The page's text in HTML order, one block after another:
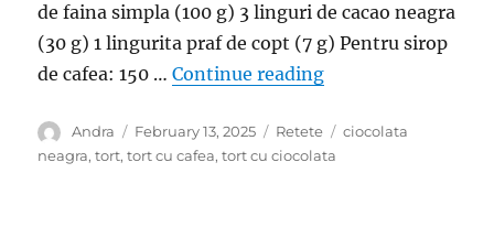
de faina simpla (100 g) 3 linguri de cacao neagra
(30 g) 1 lingurita praf de copt (7 g) Pentru sirop
de cafea: 150 …Continue reading“Tort cu ciocolata
Author
Andra
Posted
on
February 13, 2025 Categories
Retete Tags
ciocolata
neagra,tort,tort cu cafea,tort cu ciocolata